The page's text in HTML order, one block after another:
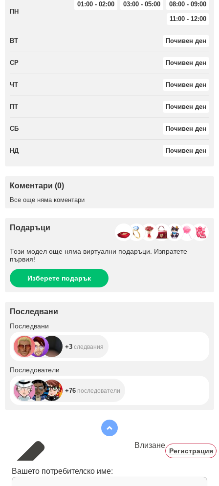
ПН
01:00 - 02:00 03:00 - 05:00
08:00 - 09:00
11:00 - 12:00
ВТ Почивен ден
СР Почивен ден
ЧТ Почивен ден
ПТ Почивен ден
СБ Почивен ден
НД Почивен ден
Коментари (0)
Все още няма коментари
Подаръци
Този модел още няма виртуални подаръци. Изпратете
първия!
Изберете подарък
Последвани
Последвани
+3 следвания
Последователи
+76 последователи
Влизане
Регистрация
Вашето потребителско име: